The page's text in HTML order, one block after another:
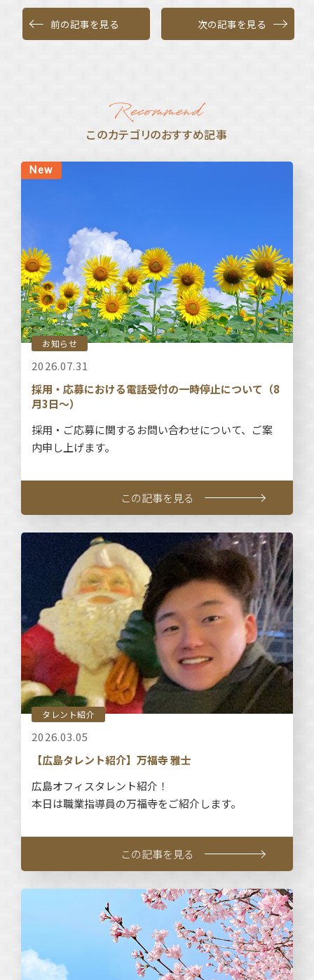
前の記事を見る 次の記事を見る
このカテゴリのおすすめ記事
お知らせ
2026.07.31
採用・応募における電話受付の一時停止について（8
月3日～）
採用・ご応募に関するお問い合わせについて、ご案
内申し上げます。
この記事を見る
タレント紹介
2026.03.05
【広島タレント紹介】万福寺 雅士
広島オフィスタレント紹介！
本日は職業指導員の万福寺をご紹介します。
この記事を見る